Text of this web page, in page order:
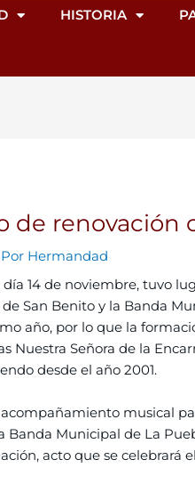
HISTORIA
de renovación
Hermandad
día 14 de noviembre, tuvo
San Benito y la Banda
año, por lo que la
Nuestra Señora de la
desde el año 2001.
musical
Banda Municipal de La
acto que se celebrará